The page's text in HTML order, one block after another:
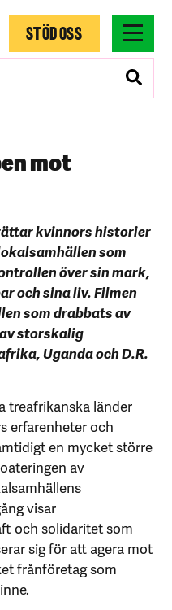
STÖD OSS
mot
kvinnors historier
som
över sin mark,
och sina liv. Filmen
som drabbats av
storskalig
Uganda och D.R.
treafrikanska länder
erfarenheter och
en mycket större
av
visar
och solidaritet som
sig för att agera mot
frånföretag som